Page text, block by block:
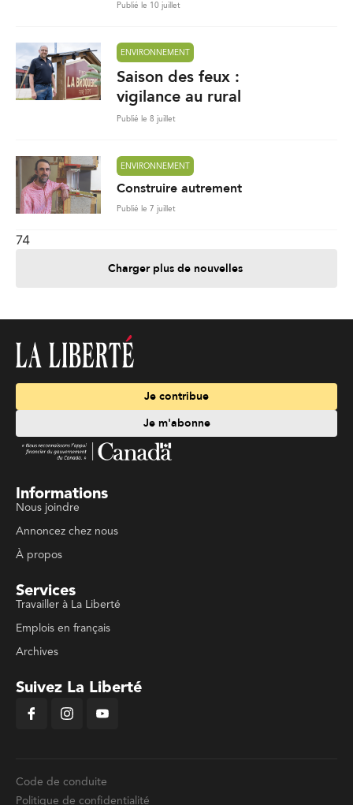
Publié le 10 juillet
ENVIRONNEMENT
Saison des feux :
vigilance au rural
Publié le 8 juillet
ENVIRONNEMENT
Construire autrement
Publié le 7 juillet
74
Charger plus de nouvelles
Je contribue
Je m'abonne
Informations
Nous joindre
Annoncez chez nous
À propos
Services
Travailler à La Liberté
Emplois en français
Archives
Suivez La Liberté
Code de conduite
Politique de confidentialité